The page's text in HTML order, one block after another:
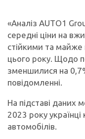
«Аналіз AUTO1
середні ціни на
стійкими та майже
цього року. Щодо
зменшилися на
повідомленні.
На підставі даних
2023 року
автомобілів.